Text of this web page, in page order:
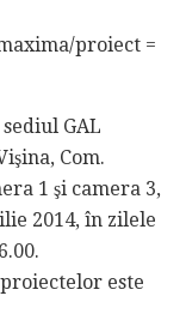
proiect =
GAL
Com.
1 şi camera 3,
2014, în zilele
este